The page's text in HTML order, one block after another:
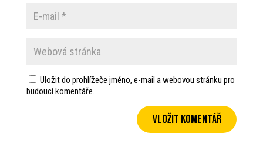
Uložit do prohlížeče jméno, e-mail a webovou stránku pro
budoucí komentáře.